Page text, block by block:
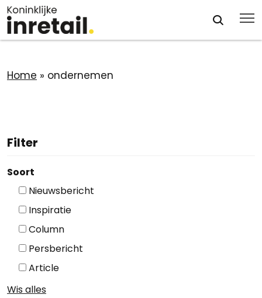
Home » ondernemen
Filter
Soort
Nieuwsbericht
Inspiratie
Column
Persbericht
Article
Wis alles